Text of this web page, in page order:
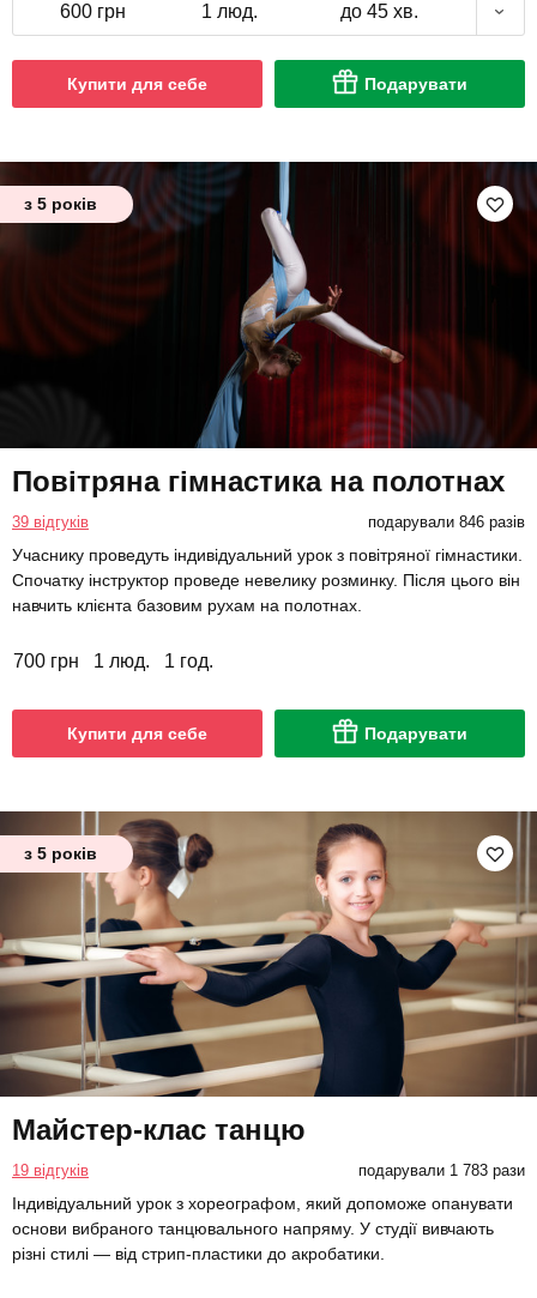
600 грн 1 люд. до 45 хв.
Купити для себе Подарувати
з 5 років
Повітряна гімнастика на полотнах
39 відгуків подарували 846 разів
Учаснику проведуть індивідуальний урок з повітряної гімнастики.
Спочатку інструктор проведе невелику розминку. Після цього він
навчить клієнта базовим рухам на полотнах.
700 грн 1 люд. 1 год.
Купити для себе Подарувати
з 5 років
Майстер-клас танцю
19 відгуків подарували 1 783 рази
Індивідуальний урок з хореографом, який допоможе опанувати
основи вибраного танцювального напряму. У студії вивчають
різні стилі — від стрип-пластики до акробатики.